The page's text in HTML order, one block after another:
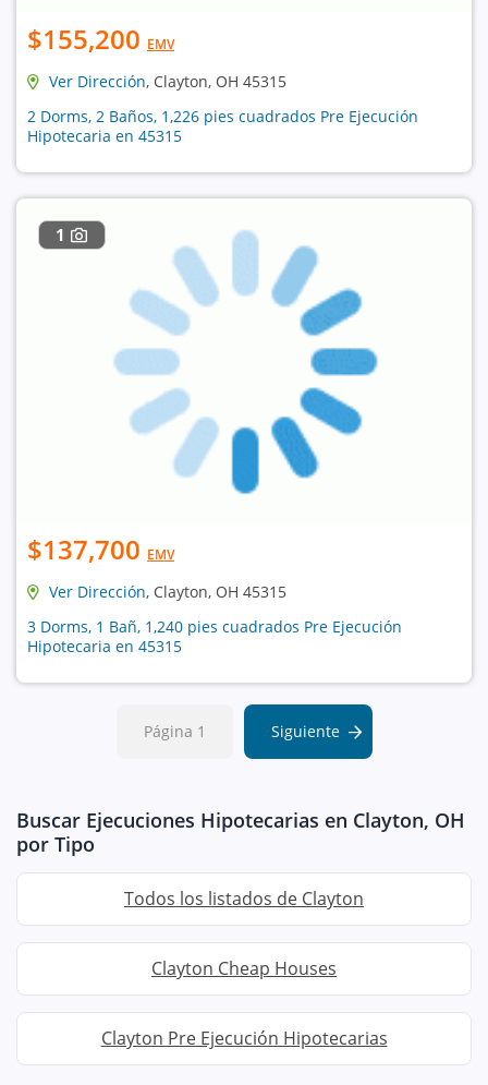
$155,200 EMV
Ver Dirección, Clayton, OH 45315
2 Dorms, 2 Baños, 1,226 pies cuadrados Pre Ejecución
Hipotecaria en 45315
1
$137,700 EMV
Ver Dirección, Clayton, OH 45315
3 Dorms, 1 Bañ, 1,240 pies cuadrados Pre Ejecución
Hipotecaria en 45315
Página 1 Siguiente
Buscar Ejecuciones Hipotecarias en Clayton, OH
por Tipo
Todos los listados de Clayton
Clayton Cheap Houses
Clayton Pre Ejecución Hipotecarias